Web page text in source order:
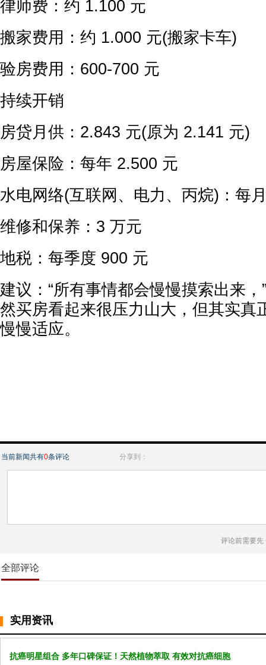
律师费：约 1.100 元
搬家费用：约 1.000 元(搬家卡车)
验房费用：600-700 元
持续开销
房贷月供：2.843 元(原为 2.141 元)
房屋保险：每年 2.500 元
水电网络(互联网、电力、丙烷)：每
维修和保养：3 万元
地税：每季度 900 元
建议：“所有事情都会慢慢摸索出来
然买房看起来很压力山大，但其实真
慢慢适应。
当前新闻共有0条评论 分享到：
评论前需要先
全部评论
实用资讯
抗癌明星组合 多年口碑保证！天然植物萃取 有效对抗癌细胞